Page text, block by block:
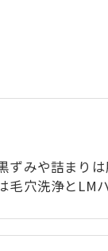
ずみや詰まりは
毛穴洗浄とLM